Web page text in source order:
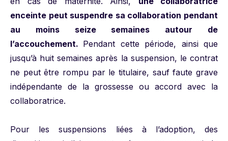
enceinte peut suspendre sa collaboration pendant
au moins seize semaines autour de
l’accouchement. Pendant cette période, ainsi que
jusqu’à huit semaines après la suspension, le contrat
ne peut être rompu par le titulaire, sauf faute grave
indépendante de la grossesse ou accord avec la
collaboratrice.
Pour les suspensions liées à l’adoption, des